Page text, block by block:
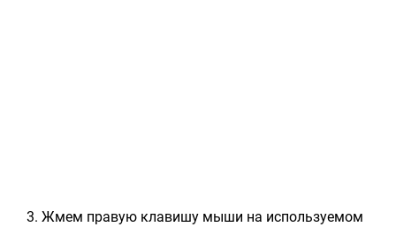
Жмем правую клавишу мыши на используемом